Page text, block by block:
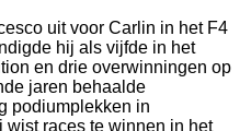
uit voor Carlin in het F4
hij als vijfde in het
en drie overwinningen op
jaren behaalde
podiumplekken in
races te winnen in het